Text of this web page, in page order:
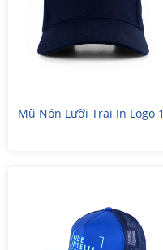
Mũ Nón Lưỡi Trai In Logo 1